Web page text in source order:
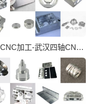
四轴CNC加工-武汉四轴CNC数控加工